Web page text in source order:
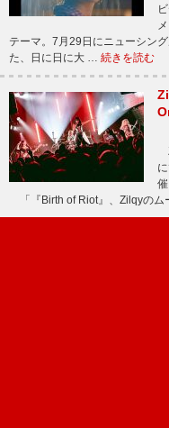
テーマ。7月29日にニューシン
た、日に日に大 … 続きを読む
「『Birth of Riot』、Zilqyのム